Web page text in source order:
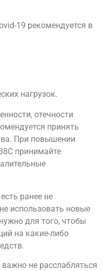
19 рекомендуется в
нагрузок.
отечности
принять
При повышении
принимайте
ранее не
использовать новые
для того, чтобы
на какие-либо
не расслабляться